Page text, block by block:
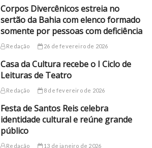
Corpos Divercênicos estreia no
sertão da Bahia com elenco formado
somente por pessoas com deficiência
Redação 26 de fevereiro de 2026
Casa da Cultura recebe o I Ciclo de
Leituras de Teatro
Redação 8 de fevereiro de 2026
Festa de Santos Reis celebra
identidade cultural e reúne grande
público
Redação 13 de janeiro de 2026